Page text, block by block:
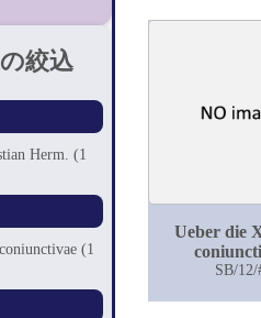
絞込
Herm.(1
(1
Ueber die
SB/12/